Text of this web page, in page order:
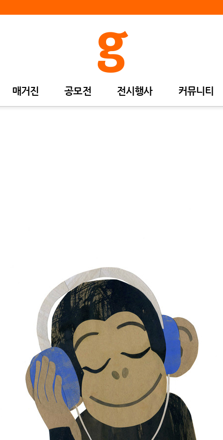
매거진 공모전 전시행사 커뮤니티